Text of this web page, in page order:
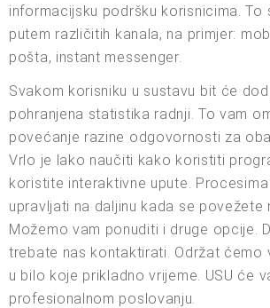
informacijsku podršku korisnicima. To
putem različitih kanala, na primjer:
pošta, instant messenger.
Svakom korisniku u sustavu bit će
pohranjena statistika radnji. To vam
povećanje razine odgovornosti za
Vrlo je lako naučiti kako koristiti
koristite interaktivne upute.
upravljati na daljinu kada se povežete
Možemo vam ponuditi i druge opcije.
trebate nas kontaktirati. Održat ćemo
u bilo koje prikladno vrijeme. USU će
profesionalnom poslovanju.